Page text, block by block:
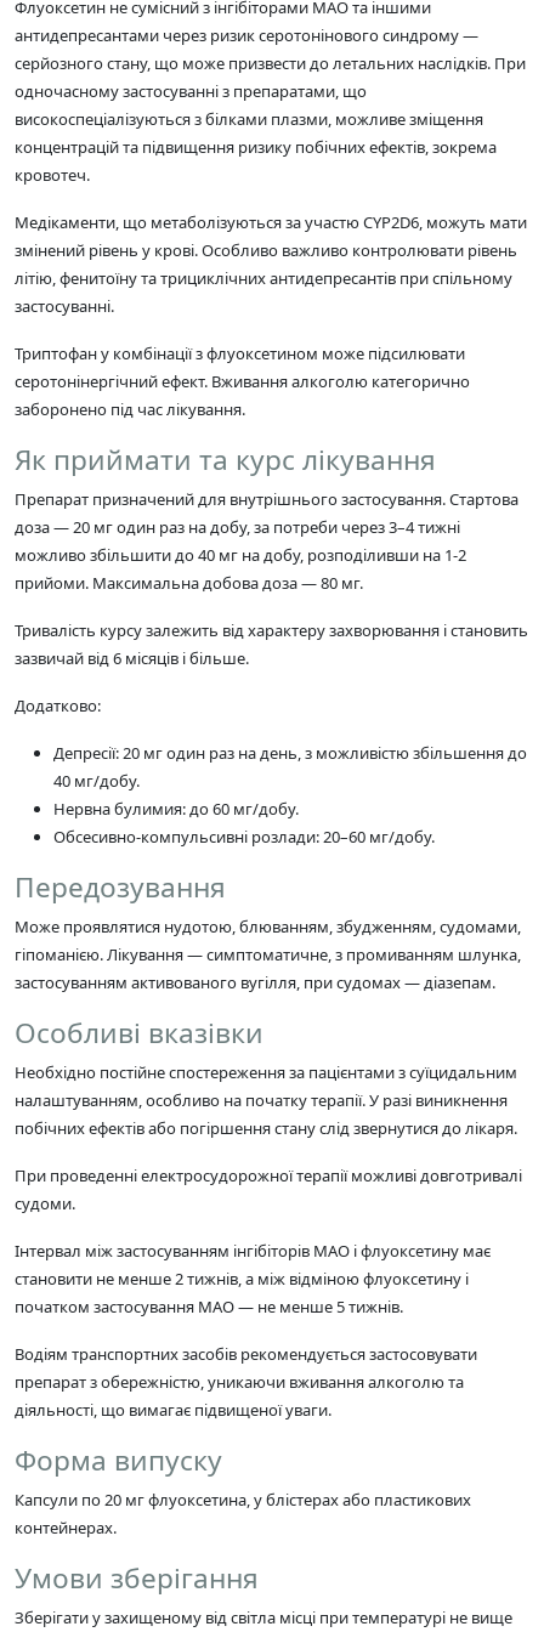
Флуоксетин не сумісний з інгібіторами МАО та іншими
антидепресантами через ризик серотонінового синдрому —
серйозного стану, що може призвести до летальних наслідків. При
одночасному застосуванні з препаратами, що
високоспеціалізуються з білками плазми, можливе зміщення
концентрацій та підвищення ризику побічних ефектів, зокрема
кровотеч.
Медікаменти, що метаболізуються за участю CYP2D6, можуть мати
змінений рівень у крові. Особливо важливо контролювати рівень
літію, фенитоїну та трициклічних антидепресантів при спільному
застосуванні.
Триптофан у комбінації з флуоксетином може підсилювати
серотонінергічний ефект. Вживання алкоголю категорично
заборонено під час лікування.
Як приймати та курс лікування
Препарат призначений для внутрішнього застосування. Стартова
доза — 20 мг один раз на добу, за потреби через 3–4 тижні
можливо збільшити до 40 мг на добу, розподіливши на 1-2
прийоми. Максимальна добова доза — 80 мг.
Тривалість курсу залежить від характеру захворювання і становить
зазвичай від 6 місяців і більше.
Додатково:
Депресії: 20 мг один раз на день, з можливістю збільшення до
40 мг/добу.
Нервна булимия: до 60 мг/добу.
Обсесивно-компульсивні розлади: 20–60 мг/добу.
Передозування
Може проявлятися нудотою, блюванням, збудженням, судомами,
гіпоманією. Лікування — симптоматичне, з промиванням шлунка,
застосуванням активованого вугілля, при судомах — діазепам.
Особливі вказівки
Необхідно постійне спостереження за пацієнтами з суїцидальним
налаштуванням, особливо на початку терапії. У разі виникнення
побічних ефектів або погіршення стану слід звернутися до лікаря.
При проведенні електросудорожної терапії можливі довготривалі
судоми.
Інтервал між застосуванням інгібіторів МАО і флуоксетину має
становити не менше 2 тижнів, а між відміною флуоксетину і
початком застосування МАО — не менше 5 тижнів.
Водіям транспортних засобів рекомендується застосовувати
препарат з обережністю, уникаючи вживання алкоголю та
діяльності, що вимагає підвищеної уваги.
Форма випуску
Капсули по 20 мг флуоксетина, у блістерах або пластикових
контейнерах.
Умови зберігання
Зберігати у захищеному від світла місці при температурі не вище